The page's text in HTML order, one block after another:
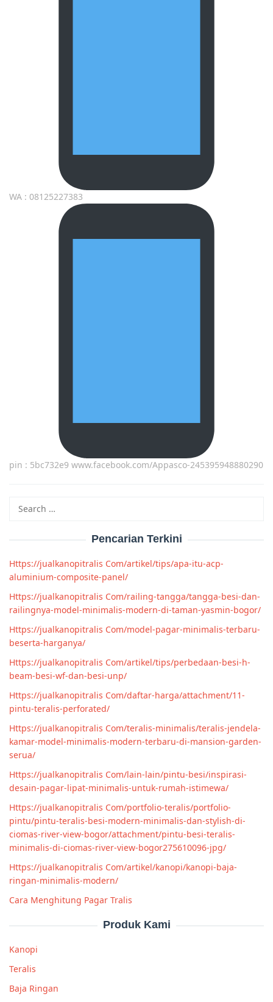
WA : 08125227383
pin : 5bc732e9 www.facebook.com/Appasco-245395948880290
Pencarian Terkini
Https://jualkanopitralis Com/artikel/tips/apa-itu-acp-
aluminium-composite-panel/
Https://jualkanopitralis Com/railing-tangga/tangga-besi-dan-
railingnya-model-minimalis-modern-di-taman-yasmin-bogor/
Https://jualkanopitralis Com/model-pagar-minimalis-terbaru-
beserta-harganya/
Https://jualkanopitralis Com/artikel/tips/perbedaan-besi-h-
beam-besi-wf-dan-besi-unp/
Https://jualkanopitralis Com/daftar-harga/attachment/11-
pintu-teralis-perforated/
Https://jualkanopitralis Com/teralis-minimalis/teralis-jendela-
kamar-model-minimalis-modern-terbaru-di-mansion-garden-
serua/
Https://jualkanopitralis Com/lain-lain/pintu-besi/inspirasi-
desain-pagar-lipat-minimalis-untuk-rumah-istimewa/
Https://jualkanopitralis Com/portfolio-teralis/portfolio-
pintu/pintu-teralis-besi-modern-minimalis-dan-stylish-di-
ciomas-river-view-bogor/attachment/pintu-besi-teralis-
minimalis-di-ciomas-river-view-bogor275610096-jpg/
Https://jualkanopitralis Com/artikel/kanopi/kanopi-baja-
ringan-minimalis-modern/
Cara Menghitung Pagar Tralis
Produk Kami
Kanopi
Teralis
Baja Ringan